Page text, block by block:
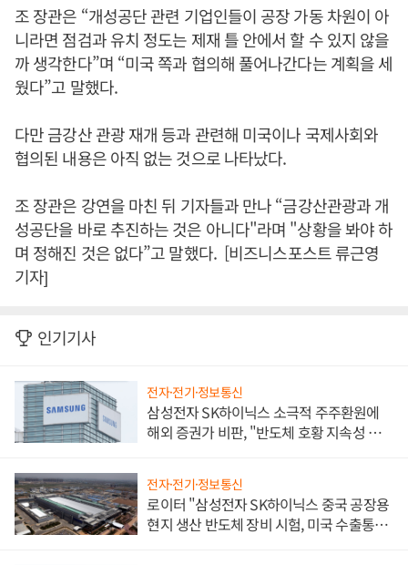
조 장관은 “개성공단 관련 기업인들이 공장 가동 차원이 아
니라면 점검과 유치 정도는 제재 틀 안에서 할 수 있지 않을
까 생각한다”며 “미국 쪽과 협의해 풀어나간다는 계획을 세
웠다”고 말했다.
다만 금강산 관광 재개 등과 관련해 미국이나 국제사회와
협의된 내용은 아직 없는 것으로 나타났다.
조 장관은 강연을 마친 뒤 기자들과 만나 “금강산관광과 개
성공단을 바로 추진하는 것은 아니다"라며 "상황을 봐야 하
며 정해진 것은 없다”고 말했다. [비즈니스포스트 류근영
기자]
인기기사
전자·전기·정보통신
삼성전자 SK하이닉스 소극적 주주환원에
해외 증권가 비판, "반도체 호황 지속성 의
전자·전기·정보통신
로이터 "삼성전자 SK하이닉스 중국 공장용
현지 생산 반도체 장비 시험, 미국 수출통제